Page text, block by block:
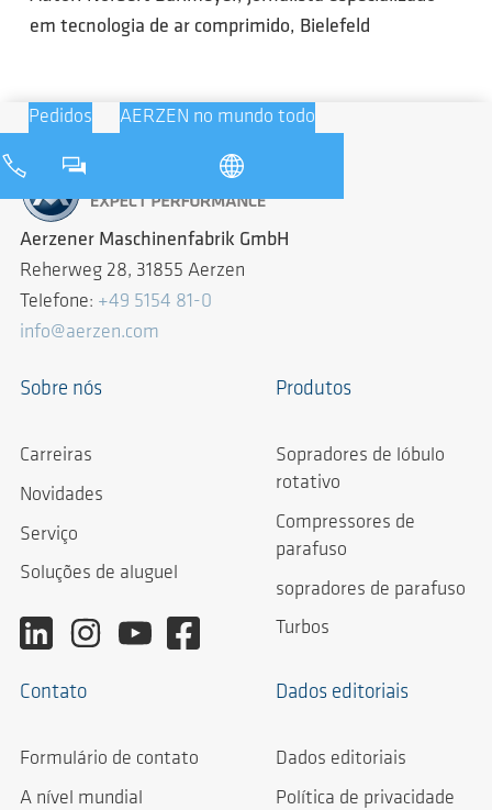
em tecnologia de ar comprimido, Bielefeld
Pedidos AERZEN no mundo todo
Aerzener Maschinenfabrik GmbH
Reherweg 28, 31855 Aerzen
Telefone: +49 5154 81-0
info@aerzen.com
Sobre nós
Carreiras
Novidades
Serviço
Soluções de aluguel
Produtos
Sopradores de lóbulo
rotativo
Compressores de
parafuso
sopradores de parafuso
Turbos
Contato
Formulário de contato
A nível mundial
Dados editoriais
Dados editoriais
Política de privacidade